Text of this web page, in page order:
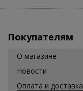
Покупателям
О магазине
Новости
Оплата и доставка